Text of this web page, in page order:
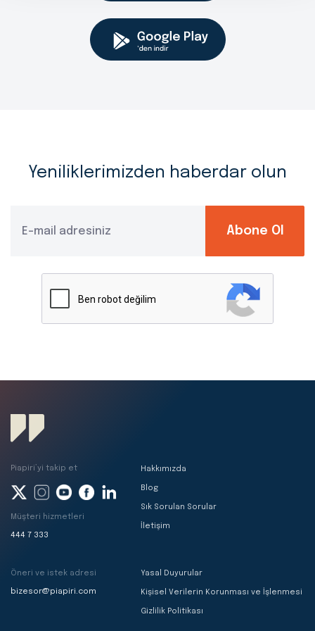
Yeniliklerimizden haberdar olun
Abone Ol
Hakkımızda
Blog
Sık Sorulan Sorular
İletişim
Yasal Duyurular
Kişisel Verilerin Korunması ve İşlenmesi
Gizlilik Politikası
Piapiri’yi takip et
Müşteri hizmetleri
444 7 333
Öneri ve istek adresi
bizesor@piapiri.com